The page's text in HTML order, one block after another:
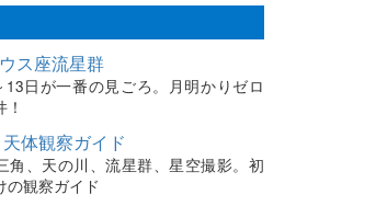
ス座流星群
13日が一番の見ごろ。月明かりゼロ
体観察ガイド
角、天の川、流星群、星空撮影。初
の観察ガイド